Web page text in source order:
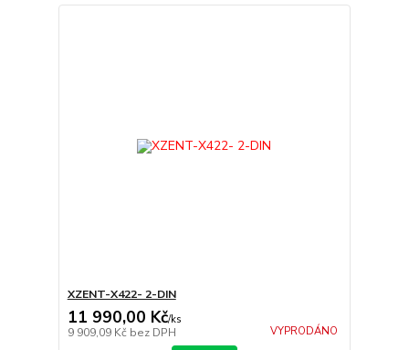
XZENT-X422- 2-DIN
11 990,00 Kč/ks
9 909,09 Kč bez DPH VYPRODÁNO